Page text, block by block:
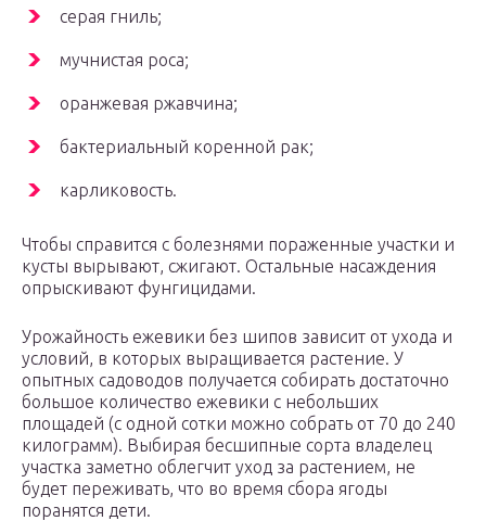
серая гниль;
мучнистая роса;
оранжевая ржавчина;
бактериальный коренной рак;
карликовость.
Чтобы справится с болезнями пораженные участки и
кусты вырывают, сжигают. Остальные насаждения
опрыскивают фунгицидами.
Урожайность ежевики без шипов зависит от ухода и
условий, в которых выращивается растение. У
опытных садоводов получается собирать достаточно
большое количество ежевики с небольших
площадей (с одной сотки можно собрать от 70 до 240
килограмм). Выбирая бесшипные сорта владелец
участка заметно облегчит уход за растением, не
будет переживать, что во время сбора ягоды
поранятся дети.